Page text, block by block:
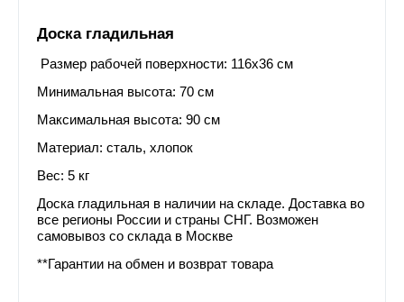
Доска гладильная
Размер рабочей поверхности: 116х36 см
Минимальная высота: 70 см
Максимальная высота: 90 см
Материал: сталь, хлопок
Вес: 5 кг
Доска гладильная в наличии на складе. Доставка во
все регионы России и страны СНГ. Возможен
самовывоз со склада в Москве
**Гарантии на обмен и возврат товара